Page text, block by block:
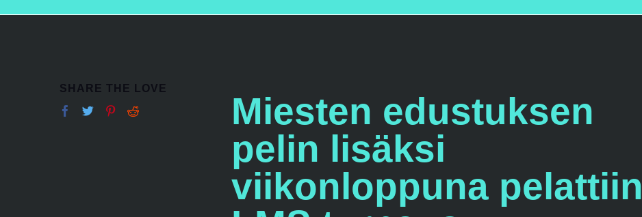
Miesten edustuksen
pelin lisäksi
viikonloppuna pelattiin
SHARE THE LOVE